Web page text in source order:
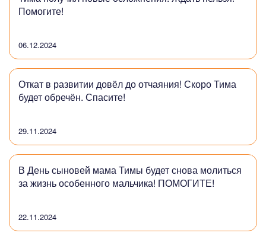
Помогите!
06.12.2024
Откат в развитии довёл до отчаяния! Скоро Тима
будет обречён. Спасите!
29.11.2024
В День сыновей мама Тимы будет снова молиться
за жизнь особенного мальчика! ПОМОГИТЕ!
22.11.2024